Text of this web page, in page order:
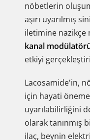
nöbetlerin
aşırı uyarılmış
iletimine nazikçe
kanal
etkiyi
Lacosamide'in,
için hayati
uyarılabilirliğini
olarak tanınmış
ilaç, beynin